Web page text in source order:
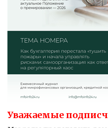
Уважаемые